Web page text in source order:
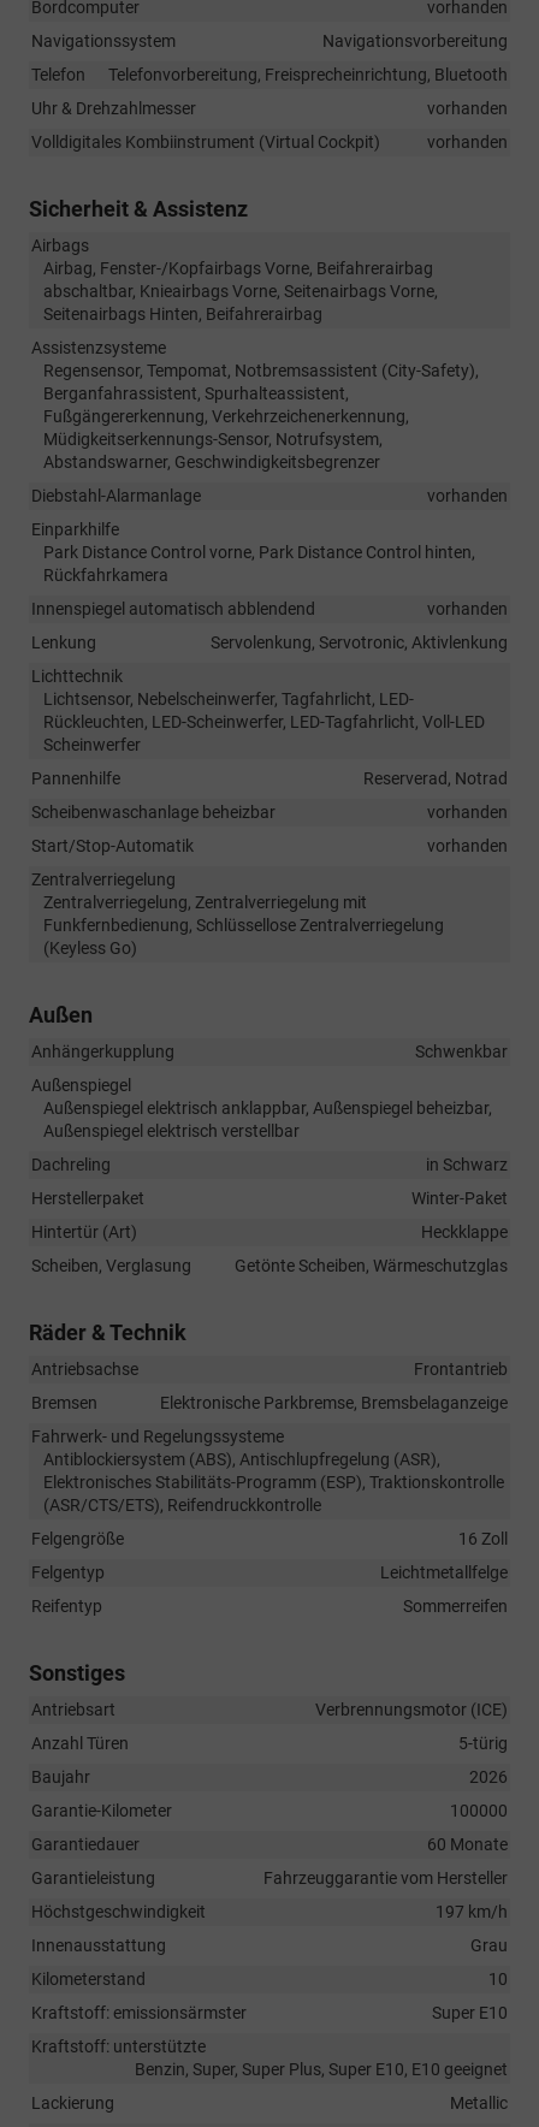
Bordcomputer
vorhanden
Navigationssystem
Navigationsvorbereitung
Telefon
Telefonvorbereitung, Freisprecheinrichtung, Bluetooth
Uhr & Drehzahlmesser
vorhanden
Volldigitales Kombiinstrument (Virtual Cockpit)
vorhanden
Sicherheit & Assistenz
Airbags
Airbag, Fenster-/Kopfairbags Vorne, Beifahrerairbag
abschaltbar, Knieairbags Vorne, Seitenairbags Vorne,
Seitenairbags Hinten, Beifahrerairbag
Assistenzsysteme
Regensensor, Tempomat, Notbremsassistent (City-Safety),
Berganfahrassistent, Spurhalteassistent,
Fußgängererkennung, Verkehrzeichenerkennung,
Müdigkeitserkennungs-Sensor, Notrufsystem,
Abstandswarner, Geschwindigkeitsbegrenzer
Diebstahl-Alarmanlage
vorhanden
Einparkhilfe
Park Distance Control vorne, Park Distance Control hinten,
Rückfahrkamera
Innenspiegel automatisch abblendend
vorhanden
Lenkung
Servolenkung, Servotronic, Aktivlenkung
Lichttechnik
Lichtsensor, Nebelscheinwerfer, Tagfahrlicht, LED-
Rückleuchten, LED-Scheinwerfer, LED-Tagfahrlicht, Voll-LED
Scheinwerfer
Pannenhilfe
Reserverad, Notrad
Scheibenwaschanlage beheizbar
vorhanden
Start/Stop-Automatik
vorhanden
Zentralverriegelung
Zentralverriegelung, Zentralverriegelung mit
Funkfernbedienung, Schlüssellose Zentralverriegelung
(Keyless Go)
Außen
Anhängerkupplung
Schwenkbar
Außenspiegel
Außenspiegel elektrisch anklappbar, Außenspiegel beheizbar,
Außenspiegel elektrisch verstellbar
Dachreling
in Schwarz
Herstellerpaket
Winter-Paket
Hintertür (Art)
Heckklappe
Scheiben, Verglasung
Getönte Scheiben, Wärmeschutzglas
Räder & Technik
Antriebsachse
Frontantrieb
Bremsen
Elektronische Parkbremse, Bremsbelaganzeige
Fahrwerk- und Regelungssysteme
Antiblockiersystem (ABS), Antischlupfregelung (ASR),
Elektronisches Stabilitäts-Programm (ESP), Traktionskontrolle
(ASR/CTS/ETS), Reifendruckkontrolle
Felgengröße
16 Zoll
Felgentyp
Leichtmetallfelge
Reifentyp
Sommerreifen
Sonstiges
Antriebsart
Verbrennungsmotor (ICE)
Anzahl Türen
5-türig
Baujahr
2026
Garantie-Kilometer
100000
Garantiedauer
60 Monate
Garantieleistung
Fahrzeuggarantie vom Hersteller
Höchstgeschwindigkeit
197 km/h
Innenausstattung
Grau
Kilometerstand
10
Kraftstoff: emissionsärmster
Super E10
Kraftstoff: unterstützte
Benzin, Super, Super Plus, Super E10, E10 geeignet
Lackierung
Metallic